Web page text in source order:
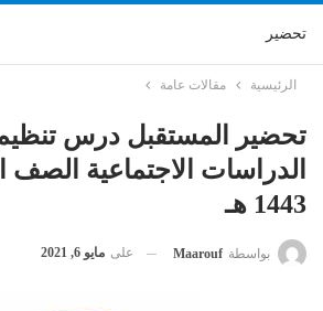
تحضير
الرئيسية مقالات عامة
تحضير المستقبل درس
الدراسات الاجتماعية الصف
1443 هـ
بواسطة Maarouf على مايو 6, 2021